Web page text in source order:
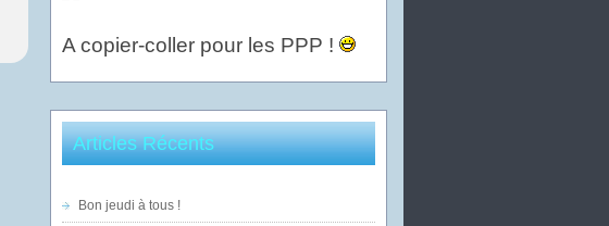
A copier-coller pour les PPP !
Articles Récents
Bon jeudi à tous !